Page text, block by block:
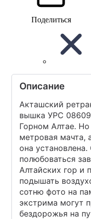
Поделиться
Описание
Акташский
вышка УРС
Горном Алтае.
метровая мачта,
она
полюбоваться
Алтайских гор и
подышать
сотню фото на
экстрима могут
бездорожья на